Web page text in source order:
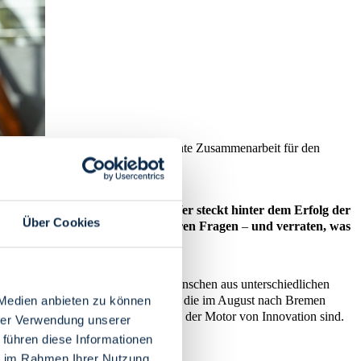
Über Cookies
anbieten zu können
Verwendung unserer
diese Informationen
Michaelis täglich. Warum sie echte Zusammenarbeit für den
tummeln, erheblichen Anteil. Wer steckt hinter dem Erfolg der
regelmäßig unseren Fragen – und verraten, was
begeistert sie sich dafür, Menschen aus unterschiedlichen
bedeutendsten KI-Konferenzen, die im August nach Bremen
warum Kooperationen für sie der Motor von Innovation sind.